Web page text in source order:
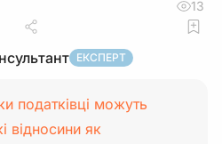
13
ЕКСПЕРТ
податківці можуть
відносини як